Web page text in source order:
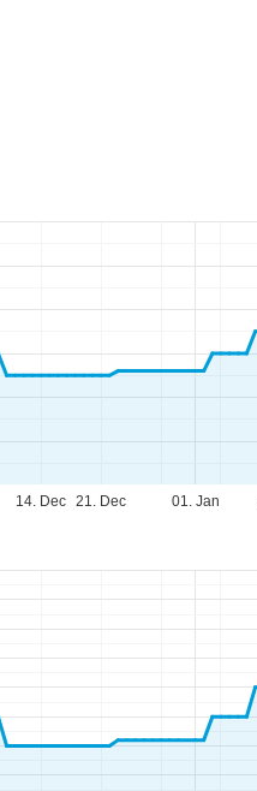
09:00-15:00 Uhr
geschlossen
01. Jan
14. Dec 21. Dec